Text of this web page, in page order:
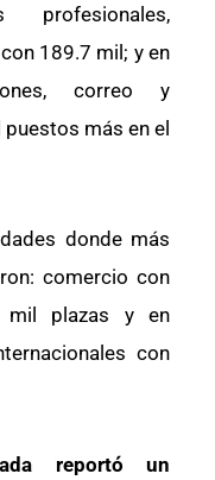
189.7 mil; y en
correo y
más en el
donde más
comercio con
mil plazas y en
con
reportó un